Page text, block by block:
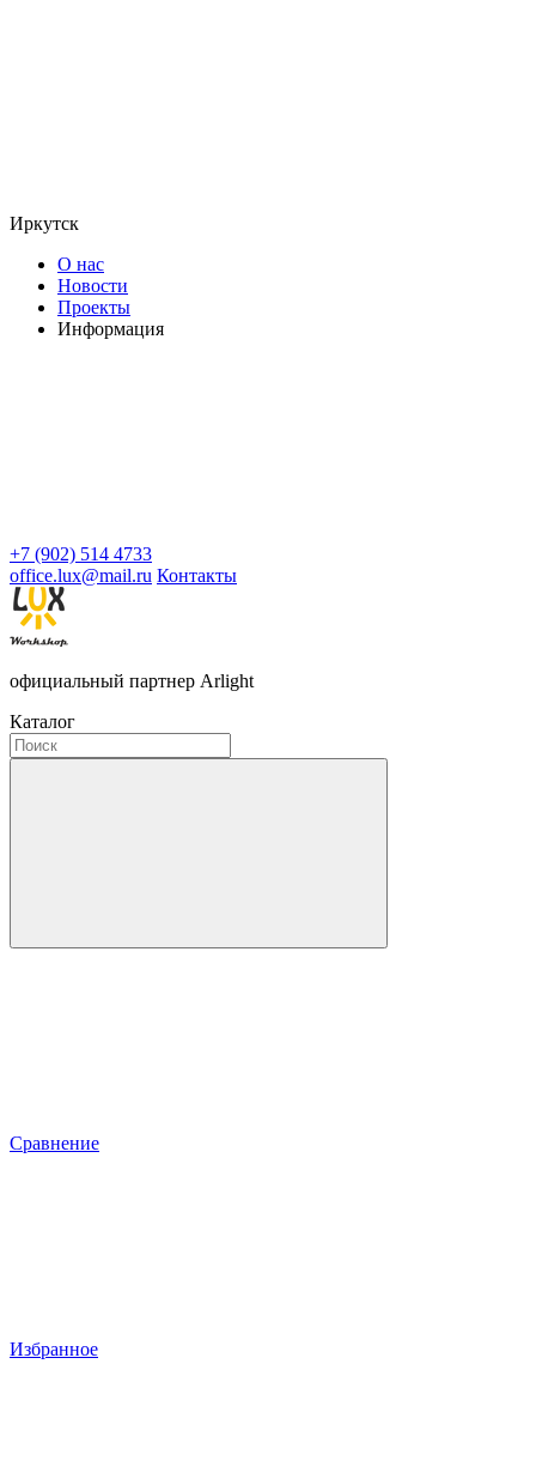
Иркутск
О нас
Новости
Проекты
Информация
+7 (902) 514 4733
office.lux@mail.ru Контакты
официальный партнер Arlight
Каталог
Сравнение
Избранное